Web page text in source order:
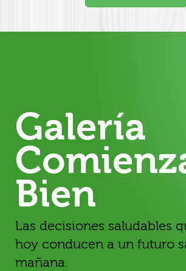
Galería
Bien
Las decisiones saludables
hoy conducen a un futuro
mañana.